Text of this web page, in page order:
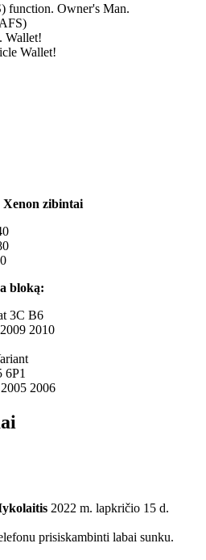
function. Owner's Man.
Wallet!
Wallet!
zibintai
bloką:
3C B6
2010
6P1
2006
2022 m. lapkričio 15 d.
prisiskambinti labai sunku.